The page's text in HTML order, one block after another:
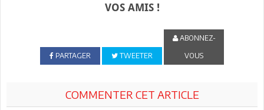
VOS AMIS !
PARTAGER TWEETER
ABONNEZ-
VOUS
COMMENTER CET ARTICLE